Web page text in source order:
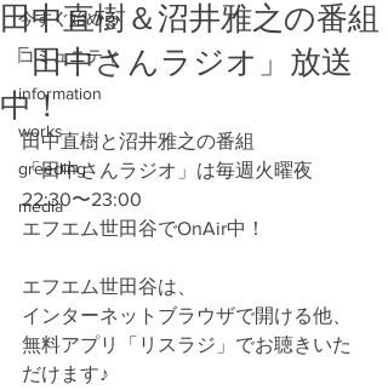
今すぐ始める
コミュニティ
information
works
greeding
media
田中直樹＆沼井雅之の番組
「田中さんラジオ」放送
中！
田中直樹と沼井雅之の番組
「田中さんラジオ」は毎週火曜夜
22:30〜23:00
エフエム世田谷でOnAir中！
エフエム世田谷は、
インターネットブラウザで開ける他、
無料アプリ「リスラジ」でお聴きいた
だけます♪